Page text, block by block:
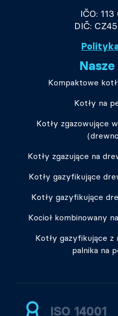
IČO:
DIČ:
Kompaktowe
Kotły na
Kotły zgazowujące
Kotły zgazujące na
Kotły gazyfikujące
Kotły gazyfikujące
Kocioł kombinowany
Kotły gazyfikujące z
palnika na
ISO 14001